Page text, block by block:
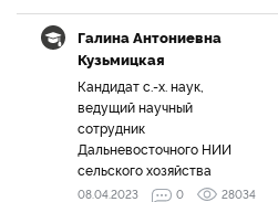
Галина Антониевна
Кузьмицкая
Кандидат с.-х. наук,
ведущий научный
сотрудник
Дальневосточного НИИ
сельского хозяйства
08.04.2023 0 28034